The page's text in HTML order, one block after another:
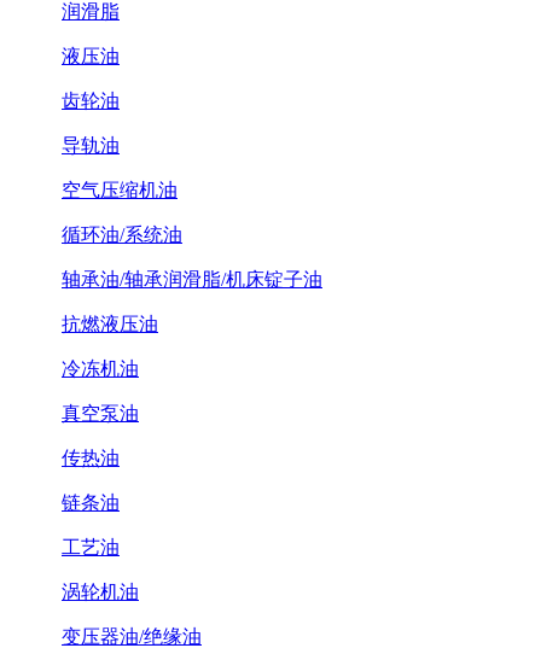
润滑脂
液压油
齿轮油
导轨油
空气压缩机油
循环油/系统油
轴承油/轴承润滑脂/机床锭子油
抗燃液压油
冷冻机油
真空泵油
传热油
链条油
工艺油
涡轮机油
变压器油/绝缘油